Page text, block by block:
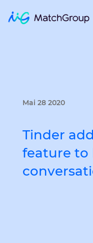
Mai 28 2020
Tinder
feature to